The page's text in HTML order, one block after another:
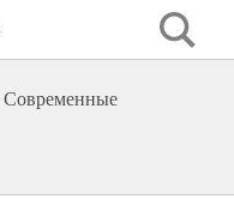
Современные